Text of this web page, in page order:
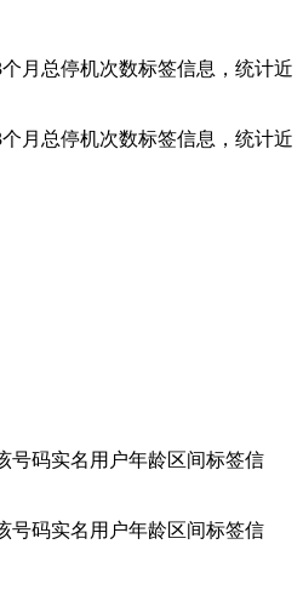
月总停机次数标签信息，统计近
月总停机次数标签信息，统计近
号码实名用户年龄区间标签信
号码实名用户年龄区间标签信